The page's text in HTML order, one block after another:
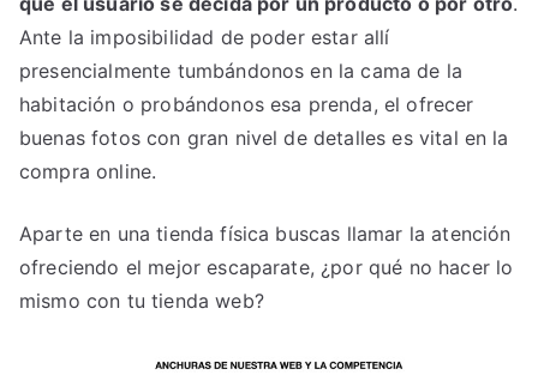
Ante la imposibilidad de poder estar allí
presencialmente tumbándonos en la cama de la
habitación o probándonos esa prenda, el ofrecer
buenas fotos con gran nivel de detalles es vital en la
compra online.
Aparte en una tienda física buscas llamar la atención
ofreciendo el mejor escaparate, ¿por qué no hacer lo
mismo con tu tienda web?